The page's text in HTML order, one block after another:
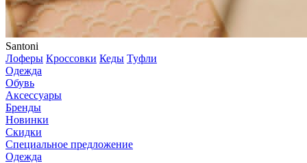
Santoni
Лоферы Кроссовки Кеды Туфли
Одежда
Обувь
Аксессуары
Бренды
Новинки
Скидки
Специальное предложение
Одежда